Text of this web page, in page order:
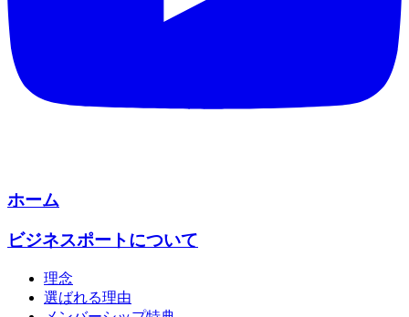
ホーム
ビジネスポートについて
理念
選ばれる理由